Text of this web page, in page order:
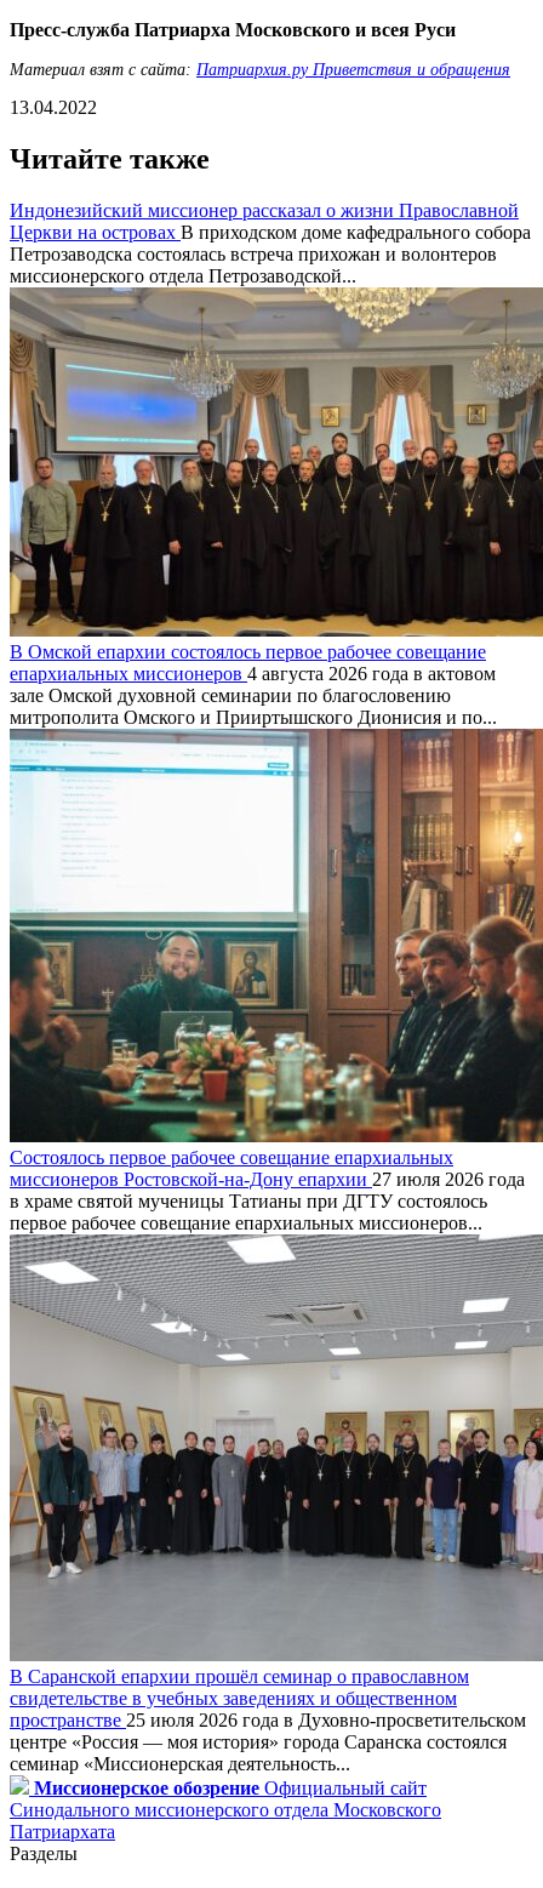
Пресс-служба Патриарха Московского и всея Руси
Материал взят с сайта: Патриархия.ру Приветствия и обращения
13.04.2022
Читайте также
Индонезийский миссионер рассказал о жизни Православной
Церкви на островах В приходском доме кафедрального собора
Петрозаводска состоялась встреча прихожан и волонтеров
миссионерского отдела Петрозаводской...
В Омской епархии состоялось первое рабочее совещание
епархиальных миссионеров 4 августа 2026 года в актовом
зале Омской духовной семинарии по благословению
митрополита Омского и Прииртышского Дионисия и по...
Состоялось первое рабочее совещание епархиальных
миссионеров Ростовской-на-Дону епархии 27 июля 2026 года
в храме святой мученицы Татианы при ДГТУ состоялось
первое рабочее совещание епархиальных миссионеров...
В Саранской епархии прошёл семинар о православном
свидетельстве в учебных заведениях и общественном
пространстве 25 июля 2026 года в Духовно-просветительском
центре «Россия — моя история» города Саранска состоялся
семинар «Миссионерская деятельность...
Миссионерское обозрение Официальный сайт
Синодального миссионерского отдела Московского
Патриархата
Разделы